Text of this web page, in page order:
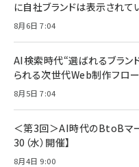
￥1,980
Amazonラ
ケーブル
ド付き
17 / 16 /
Pro/Air 各
￥1,890
サッポロ
ル ケース
￥4,857
に自社ブランドは表示されて
8月6日 7:04
AI検索時代“選ばれるブラン
られる次世代Web制作フロ
8月5日 7:04
＜第3回＞AI時代のBtoBマー
30（水）開催】
8月4日 9:00